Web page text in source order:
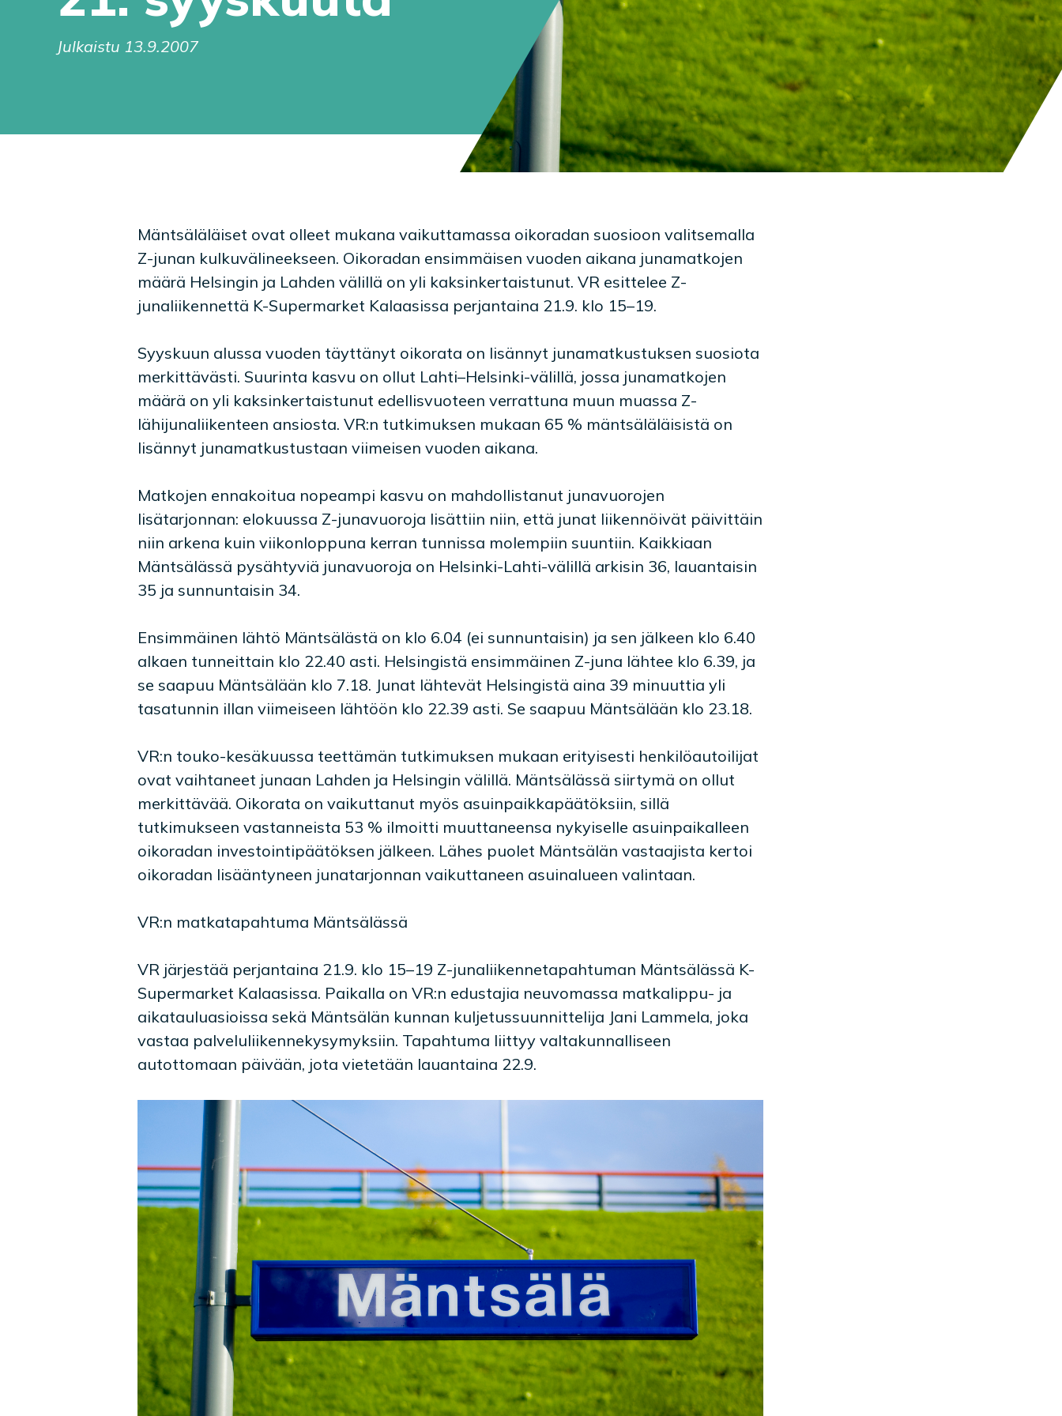
Julkaistu 13.9.2007
Mäntsäläläiset ovat olleet mukana vaikuttamassa oikoradan suosioon valitsemalla
Z-junan kulkuvälineekseen. Oikoradan ensimmäisen vuoden aikana junamatkojen
määrä Helsingin ja Lahden välillä on yli kaksinkertaistunut. VR esittelee Z-
junaliikennettä K-Supermarket Kalaasissa perjantaina 21.9. klo 15–19.
Syyskuun alussa vuoden täyttänyt oikorata on lisännyt junamatkustuksen suosiota
merkittävästi. Suurinta kasvu on ollut Lahti–Helsinki-välillä, jossa junamatkojen
määrä on yli kaksinkertaistunut edellisvuoteen verrattuna muun muassa Z-
lähijunaliikenteen ansiosta. VR:n tutkimuksen mukaan 65 % mäntsäläläisistä on
lisännyt junamatkustustaan viimeisen vuoden aikana.
Matkojen ennakoitua nopeampi kasvu on mahdollistanut junavuorojen
lisätarjonnan: elokuussa Z-junavuoroja lisättiin niin, että junat liikennöivät päivittäin
niin arkena kuin viikonloppuna kerran tunnissa molempiin suuntiin. Kaikkiaan
Mäntsälässä pysähtyviä junavuoroja on Helsinki-Lahti-välillä arkisin 36, lauantaisin
35 ja sunnuntaisin 34.
Ensimmäinen lähtö Mäntsälästä on klo 6.04 (ei sunnuntaisin) ja sen jälkeen klo 6.40
alkaen tunneittain klo 22.40 asti. Helsingistä ensimmäinen Z-juna lähtee klo 6.39, ja
se saapuu Mäntsälään klo 7.18. Junat lähtevät Helsingistä aina 39 minuuttia yli
tasatunnin illan viimeiseen lähtöön klo 22.39 asti. Se saapuu Mäntsälään klo 23.18.
VR:n touko-kesäkuussa teettämän tutkimuksen mukaan erityisesti henkilöautoilijat
ovat vaihtaneet junaan Lahden ja Helsingin välillä. Mäntsälässä siirtymä on ollut
merkittävää. Oikorata on vaikuttanut myös asuinpaikkapäätöksiin, sillä
tutkimukseen vastanneista 53 % ilmoitti muuttaneensa nykyiselle asuinpaikalleen
oikoradan investointipäätöksen jälkeen. Lähes puolet Mäntsälän vastaajista kertoi
oikoradan lisääntyneen junatarjonnan vaikuttaneen asuinalueen valintaan.
VR:n matkatapahtuma Mäntsälässä
VR järjestää perjantaina 21.9. klo 15–19 Z-junaliikennetapahtuman Mäntsälässä K-
Supermarket Kalaasissa. Paikalla on VR:n edustajia neuvomassa matkalippu- ja
aikatauluasioissa sekä Mäntsälän kunnan kuljetussuunnittelija Jani Lammela, joka
vastaa palveluliikennekysymyksiin. Tapahtuma liittyy valtakunnalliseen
autottomaan päivään, jota vietetään lauantaina 22.9.